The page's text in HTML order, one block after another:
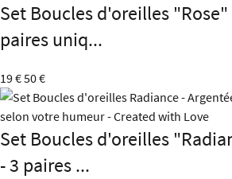
Set Boucles d'oreilles "Rose"
paires uniq...
19 €50 €
Set Boucles d'oreilles
- 3 paires ...